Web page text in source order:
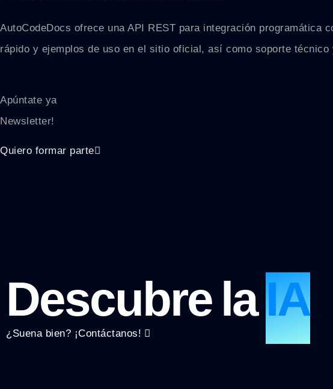
AutoCodeDocs ofrece una API REST para integración
rápido y ejemplos de uso en el sitio oficial, así como soporte
Apúntate ya
Newsletter!
Quiero formar parte
Descubre laIA
¿Suena bien? ¡Contáctanos!